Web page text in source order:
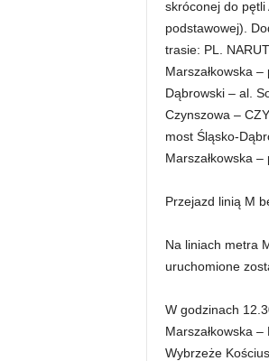
skróconej do
podstawowej).
trasie: PL.
Marszałkowska
Dąbrowski – al.
Czynszowa –
most Śląsko-
Marszałkowska
Przejazd linią M
Na liniach metra
uruchomione
W godzinach
Marszałkowska
Wybrzeże